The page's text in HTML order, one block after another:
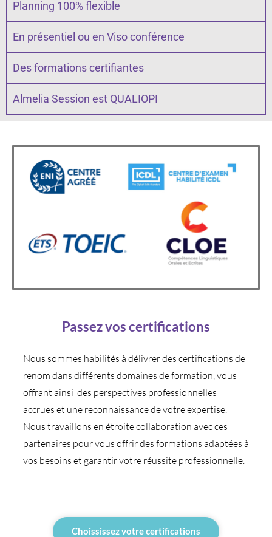
Planning 100% flexible
En présentiel ou en Viso conférence
Des formations certifiantes
Almelia Session est QUALIOPI
Passez vos certifications
Nous sommes habilités à délivrer des certifications de
renom dans différents domaines de formation, vous
offrant ainsi des perspectives professionnelles
accrues et une reconnaissance de votre expertise.
Nous travaillons en étroite collaboration avec ces
partenaires pour vous offrir des formations adaptées à
vos besoins et garantir votre réussite professionnelle.
Choississez votre certifications